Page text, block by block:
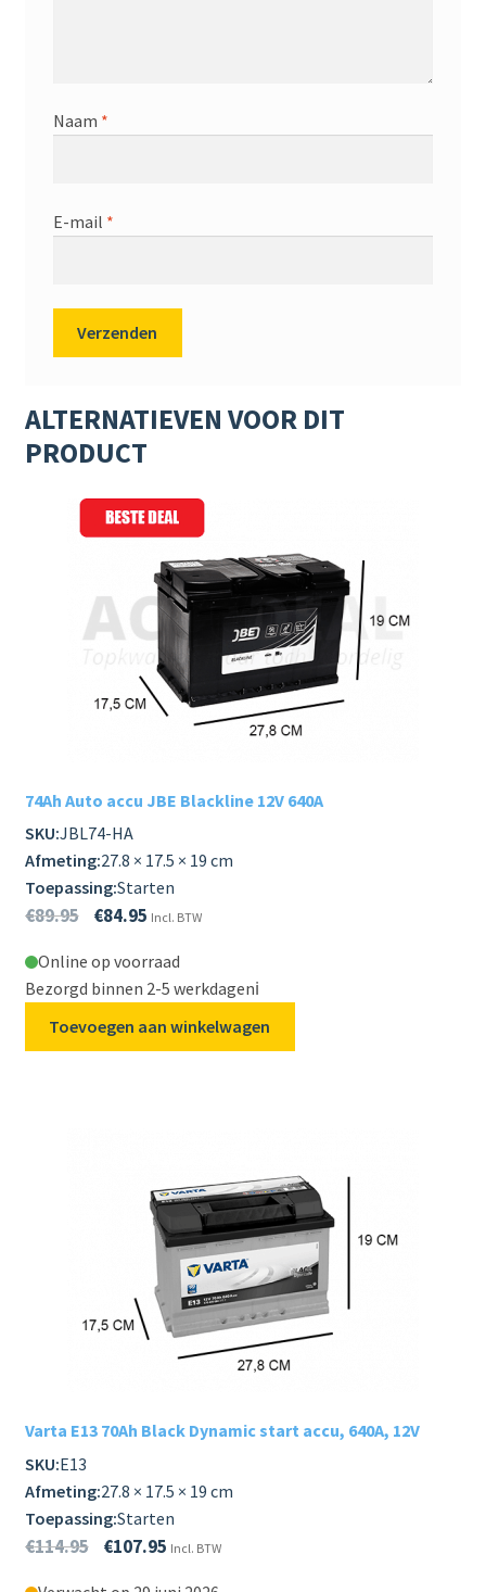
Naam *
E-mail *
ALTERNATIEVEN VOOR DIT
PRODUCT
74Ah Auto accu JBE Blackline 12V 640A
SKU:JBL74-HA
Afmeting:27.8 × 17.5 × 19 cm
Toepassing:Starten
€89.95 €84.95 Incl. BTW
Online op voorraad
Bezorgd binnen 2-5 werkdagenℹ️
Toevoegen aan winkelwagen
Varta E13 70Ah Black Dynamic start accu, 640A, 12V
SKU:E13
Afmeting:27.8 × 17.5 × 19 cm
Toepassing:Starten
€114.95 €107.95 Incl. BTW